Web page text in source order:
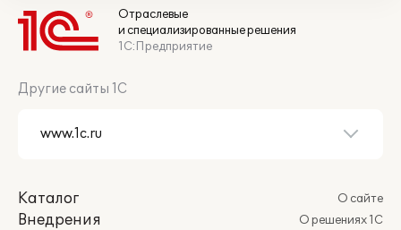
Отраслевые
и специализированные решения
1С:Предприятие
Другие сайты 1С
Каталог
Внедрения
О сайте
О решениях 1С